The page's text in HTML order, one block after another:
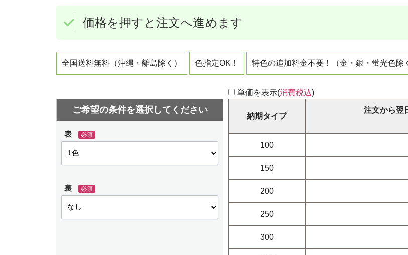
価格を押すと注文へ進めます
全国送料無料（沖縄・離島除く） 色指定OK！ 特色の追加料金不要！（金・銀・蛍光色除
表 必須
裏 必須
単価を表示(消費税込)
納期タイプ
注文から翌
100
150
200
250
300